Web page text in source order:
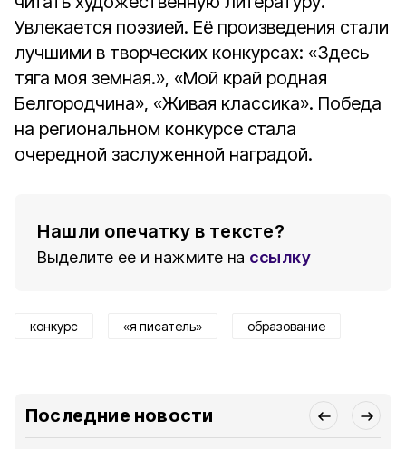
Увлекается поэзией. Её произведения стали
лучшими в творческих конкурсах: «Здесь
тяга моя земная.», «Мой край родная
Белгородчина», «Живая классика». Победа
на региональном конкурсе стала
очередной заслуженной наградой.
Нашли опечатку в тексте?
Выделите ее и нажмите на ссылку
конкурс «я писатель» образование
Последние новости